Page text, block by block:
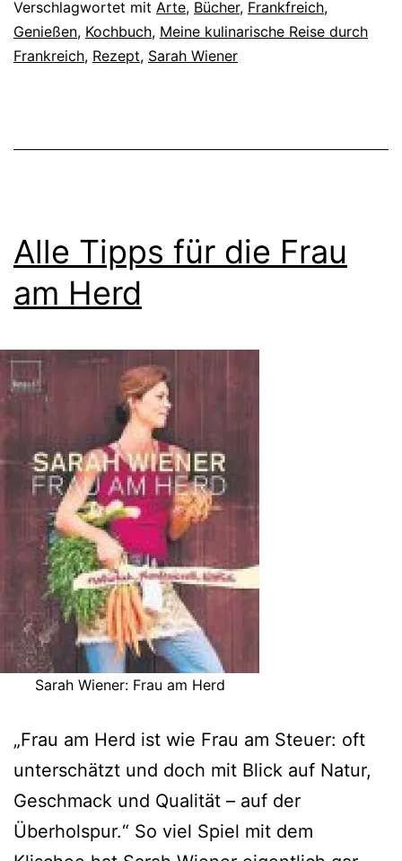
Verschlagwortet mit Arte, Bücher, Frankfreich,
Genießen, Kochbuch, Meine kulinarische Reise durch
Frankreich, Rezept, Sarah Wiener
Alle Tipps für die Frau
am Herd
Sarah Wiener: Frau am Herd
„Frau am Herd ist wie Frau am Steuer: oft
unterschätzt und doch mit Blick auf Natur,
Geschmack und Qualität – auf der
Überholspur.“ So viel Spiel mit dem